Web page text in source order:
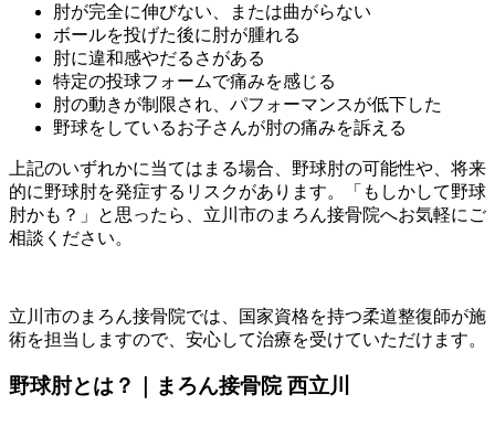
肘が完全に伸びない、または曲がらない
ボールを投げた後に肘が腫れる
肘に違和感やだるさがある
特定の投球フォームで痛みを感じる
肘の動きが制限され、パフォーマンスが低下した
野球をしているお子さんが肘の痛みを訴える
​上記のいずれかに当てはまる場合、野球肘の可能性や、将来
的に野球肘を発症するリスクがあります。「もしかして野球
肘かも？」と思ったら、立川市のまろん接骨院へお気軽にご
相談ください。
​立川市のまろん接骨院では、国家資格を持つ柔道整復師が施
術を担当しますので、安心して治療を受けていただけます。
​野球肘とは？｜まろん接骨院 西立川